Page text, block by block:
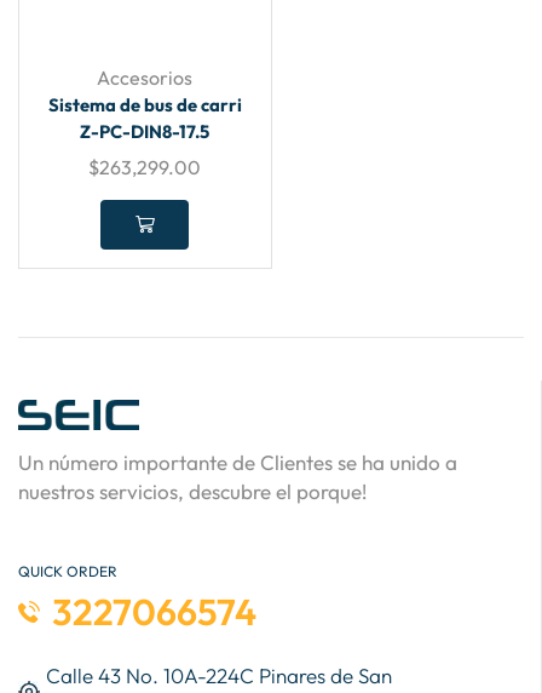
Accesorios
Sistema de bus de carri
Z-PC-DIN8-17.5
$263,299.00
Un número importante de Clientes se ha unido a
nuestros servicios, descubre el porque!
QUICK ORDER
3227066574
Calle 43 No. 10A-224C Pinares de San